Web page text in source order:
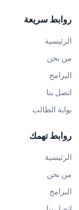
روابط سريعة
الرئيسية
من نحن
البرامج
اتصل بنا
بوابة الطالب
روابط تهمك
الرئيسية
من نحن
البرامج